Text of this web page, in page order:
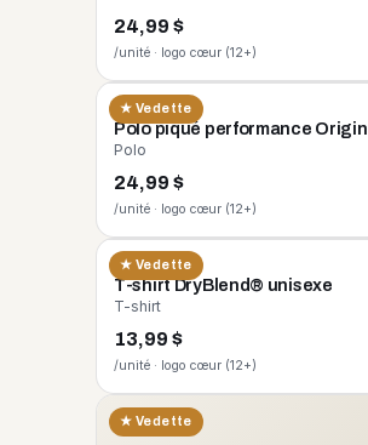
24,99 $
/unité · logo cœur (12+)
★ Vedette
CORE 365
Polo piqué performance Origin
Polo
24,99 $
/unité · logo cœur (12+)
★ Vedette
GILDAN
T-shirt DryBlend® unisexe
T-shirt
13,99 $
/unité · logo cœur (12+)
★ Vedette